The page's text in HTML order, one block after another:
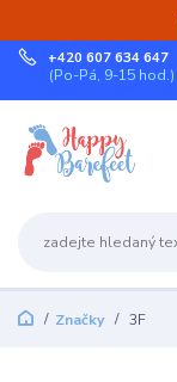
+420 607 634 647
(Po-Pá, 9-15 hod.)
Značky 3F